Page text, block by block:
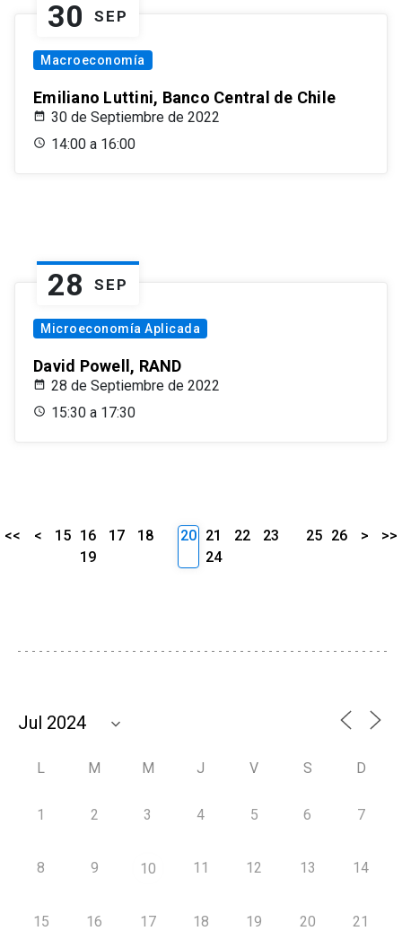
30 SEP
Macroeconomía
Emiliano Luttini, Banco Central de Chile
30 de Septiembre de 2022
14:00 a 16:00
28 SEP
Microeconomía Aplicada
David Powell, RAND
28 de Septiembre de 2022
15:30 a 17:30
<< < 15 16 17
18
19
20 21 22
23
24
25 26 > >>
L M M J V S D
1 2 3 4 5 6 7
8 9 10 11 12 13 14
15 16 17 18 19 20 21